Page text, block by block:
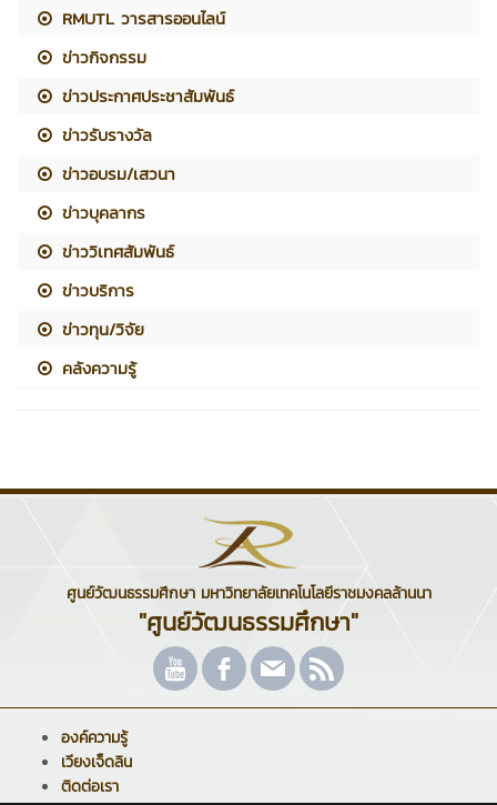
RMUTL วารสารออนไลน์
ข่าวกิจกรรม
ข่าวประกาศประชาสัมพันธ์
ข่าวรับรางวัล
ข่าวอบรม/เสวนา
ข่าวบุคลากร
ข่าววิเทศสัมพันธ์
ข่าวบริการ
ข่าวทุน/วิจัย
คลังความรู้
ศูนย์วัฒนธรรมศึกษา มหาวิทยาลัยเทคโนโลยีราชมงคลล้านนา
"ศูนย์วัฒนธรรมศึกษา"
องค์ความรู้
เวียงเจ็ดลิน
ติดต่อเรา